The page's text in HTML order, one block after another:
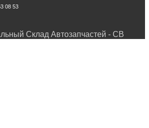
08 53
Склад Автозапчастей - СВ